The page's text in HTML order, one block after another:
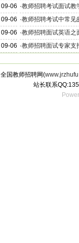
09-06 ·教师招聘考试面试教
09-06 ·教师招聘考试中常见
09-06 ·教师招聘面试英语之
09-06 ·教师招聘面试专家支
全国教师招聘网(
站长联系